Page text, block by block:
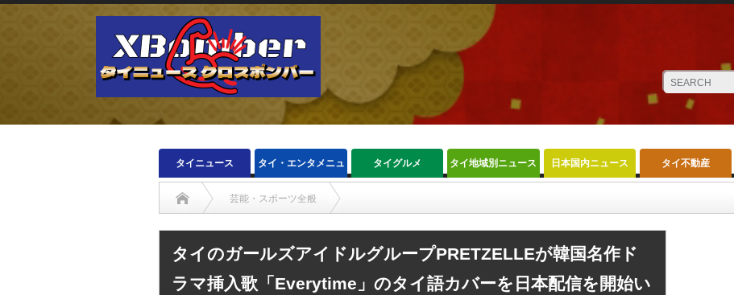
タイニュース タイ・エンタメニュ
ース
タイグルメ タイ地域別ニュース 日本国内ニュース タイ不動産
芸能・スポーツ全般
タイのガールズアイドルグループPRETZELLEが韓国名作ドラマ挿入歌「Everytime」のタイ語カバーを日本配信を開始いたします
タイのガールズアイドルグループPRETZELLEが韓国名作ド
ラマ挿入歌「Everytime」のタイ語カバーを日本配信を開始い